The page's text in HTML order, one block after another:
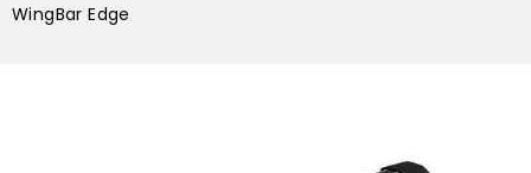
WingBar Edge